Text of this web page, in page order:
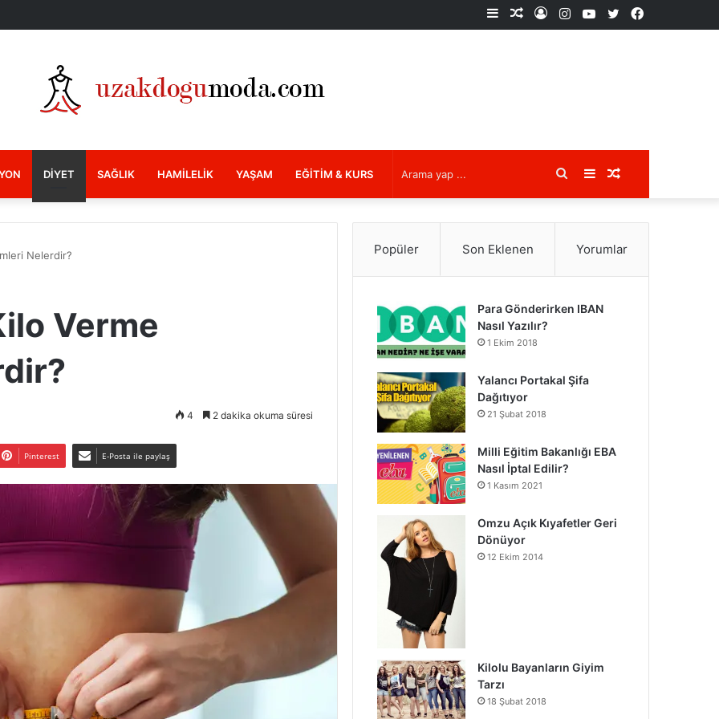
Facebook
X
YouTube
Instagram
Kayıt
Rastgele
Kenar
DIYET SAĞLIK HAMILELIK YAŞAM EĞITIM & KURS Rastgele
Makale
Kenar
Bölmesi
Arama
yap
Nelerdir?
Verme
4 2 dakika okuma süresi
Pinterest E-Posta ile paylaş
Popüler Son Eklenen Yorumlar
Para Gönderirken IBAN
Nasıl Yazılır?
1 Ekim 2018
Yalancı Portakal Şifa
Dağıtıyor
21 Şubat 2018
Milli Eğitim Bakanlığı EBA
Nasıl İptal Edilir?
1 Kasım 2021
Omzu Açık Kıyafetler Geri
Dönüyor
12 Ekim 2014
Kilolu Bayanların Giyim
Tarzı
18 Şubat 2018